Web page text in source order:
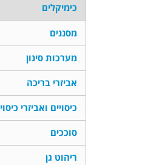
כימיקלים
מסננים
מערכות סינון
אביזרי בריכה
כיסויים ואביזרי כיסוי
סוככים
ריהוט גן